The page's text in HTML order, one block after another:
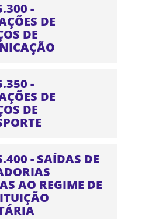
-
DE
DE
-
DE
DE
- SAÍDAS DE
AO REGIME DE